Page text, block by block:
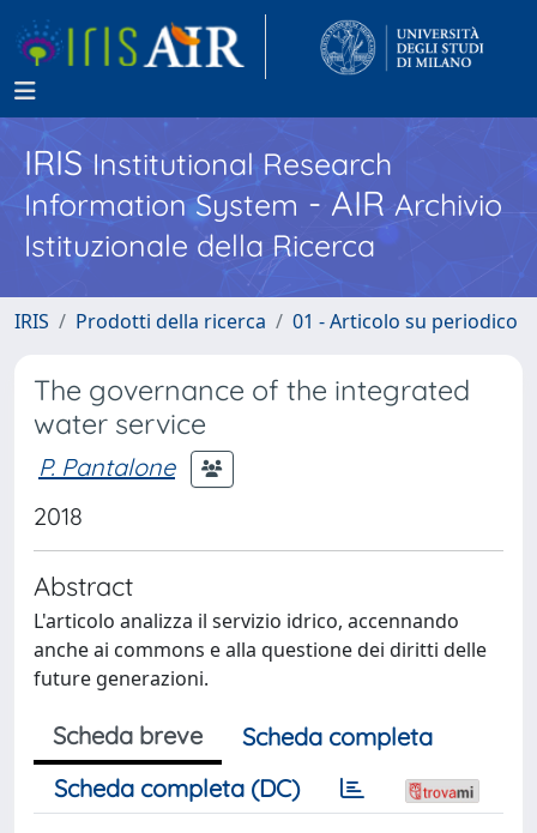
IRISInstitutional Research
Information System - AIR Archivio
Istituzionale della Ricerca
IRIS Prodotti della ricerca 01 - Articolo su periodico
The governance of the integrated
water service
P. Pantalone
2018
Abstract
L'articolo analizza il servizio idrico, accennando
anche ai commons e alla questione dei diritti delle
future generazioni.
Scheda breve
Scheda completa
Scheda completa (DC)